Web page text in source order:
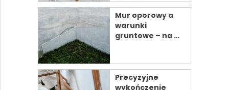
Mur oporowy a
warunki
gruntowe – na …
Precyzyjne
wykończenie